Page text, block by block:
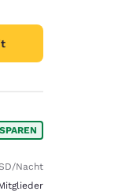
Preis:
Preis:
/Nacht